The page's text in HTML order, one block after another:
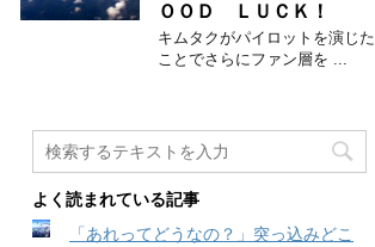
ＯＯＤ ＬＵＣＫ！
キムタクがパイロットを演じた
ことでさらにファン層を ...
よく読まれている記事
「あれってどうなの？」突っ込みどこ